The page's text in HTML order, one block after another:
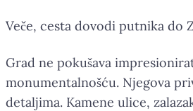
Veče, cesta dovodi putnika do
Grad ne pokušava
monumentalnošću. Njegova
detaljima. Kamene ulice,